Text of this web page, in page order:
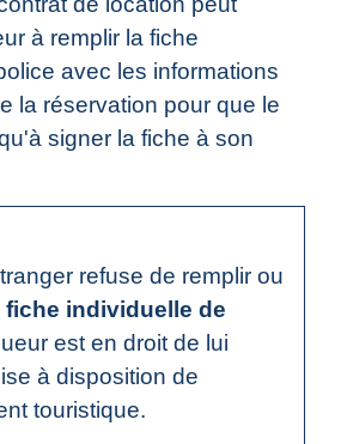
à remplir la fiche
avec les informations
la réservation pour que le
signer la fiche à son
refuse de remplir ou
fiche individuelle de
est en droit de lui
à disposition de
touristique.